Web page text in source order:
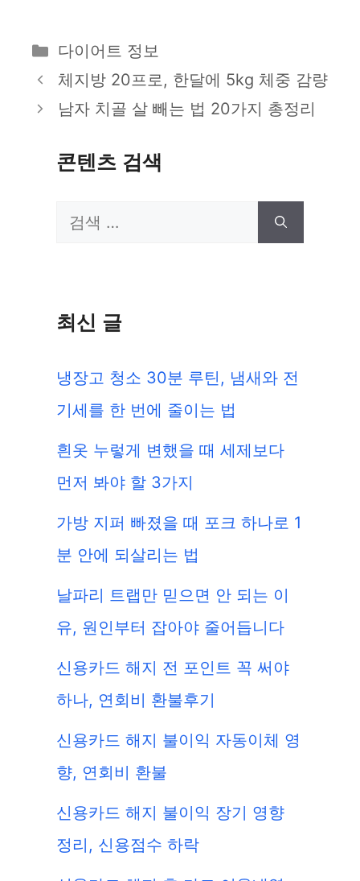
카
테
리
다이어트 정보
체지방 20프로, 한달에 5kg 체중 감량
남자 치골 살 빼는 법 20가지 총정리
콘텐츠 검색
검
최신 글
냉장고 청소 30분 루틴, 냄새와 전
기세를 한 번에 줄이는 법
흰옷 누렇게 변했을 때 세제보다
먼저 봐야 할 3가지
가방 지퍼 빠졌을 때 포크 하나로 1
분 안에 되살리는 법
날파리 트랩만 믿으면 안 되는 이
유, 원인부터 잡아야 줄어듭니다
신용카드 해지 전 포인트 꼭 써야
하나, 연회비 환불후기
신용카드 해지 불이익 자동이체 영
향, 연회비 환불
신용카드 해지 불이익 장기 영향
정리, 신용점수 하락